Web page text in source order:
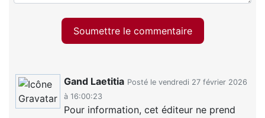
Soumettre le commentaire
Gand Laetitia Posté le vendredi 27 février 2026
à 16:00:23
Pour information, cet éditeur ne prend